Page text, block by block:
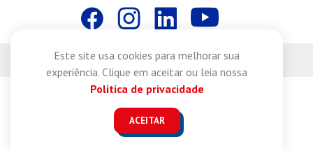
Desenvolvido por
Este site usa cookies para melhorar sua
experiência. Clique em aceitar ou leia nossa
Politica de privacidade
ACEITAR